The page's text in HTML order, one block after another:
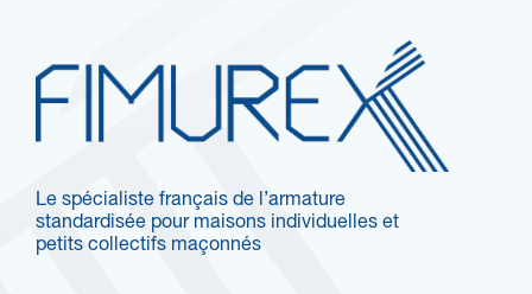
Le spécialiste français de l’armature
standardisée pour maisons individuelles et
petits collectifs maçonnés